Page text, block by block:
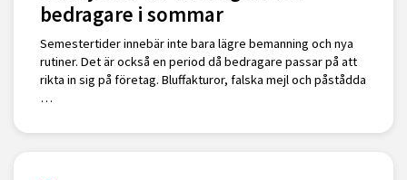
bedragare i sommar
Semestertider innebär inte bara lägre bemanning och nya
rutiner. Det är också en period då bedragare passar på att
rikta in sig på företag. Bluffakturor, falska mejl och påstådda
…